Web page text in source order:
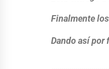
Finalmente los
Dando así por